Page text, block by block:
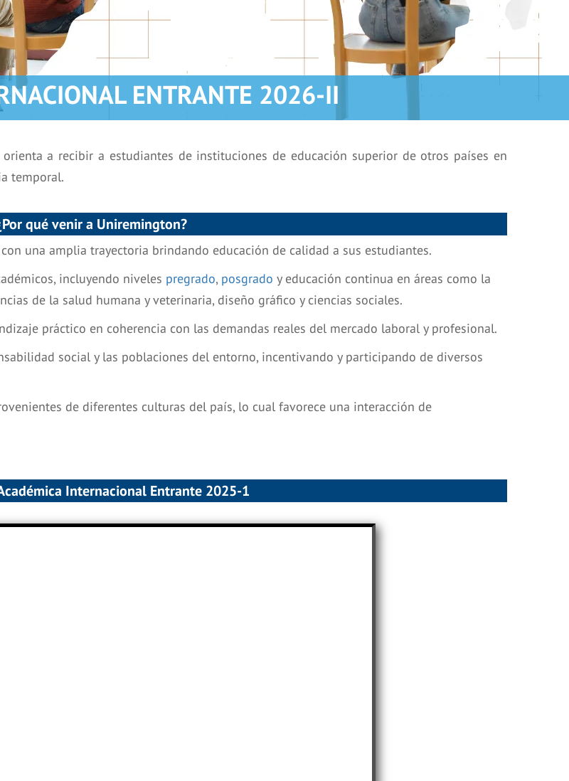
ENTRANTE 2026-II
a recibir a estudiantes de instituciones de educación superior de otros países en
temporal.
qué venir a Uniremington?
una amplia trayectoria brindando educación de calidad a sus estudiantes.
incluyendo niveles pregrado, posgrado y educación continua en áreas como la
de la salud humana y veterinaria, diseño gráfico y ciencias sociales.
práctico en coherencia con las demandas reales del mercado laboral y profesional.
social y las poblaciones del entorno, incentivando y participando de diversos
de diferentes culturas del país, lo cual favorece una interacción de
Internacional Entrante 2025-1